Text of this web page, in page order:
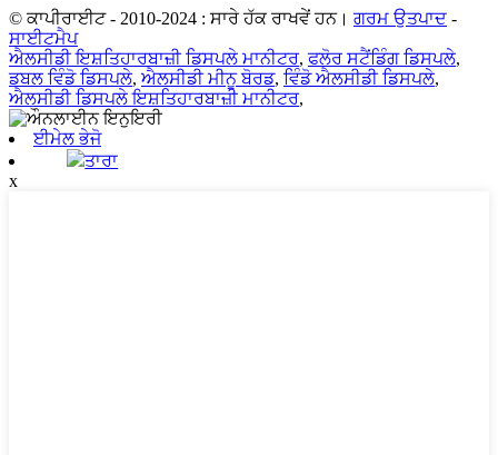
© ਕਾਪੀਰਾਈਟ - 2010-2024 : ਸਾਰੇ ਹੱਕ ਰਾਖਵੇਂ ਹਨ। ਗਰਮ ਉਤਪਾਦ -
ਸਾਈਟਮੈਪ
ਐਲਸੀਡੀ ਇਸ਼ਤਿਹਾਰਬਾਜ਼ੀ ਡਿਸਪਲੇ ਮਾਨੀਟਰ,ਫਲੋਰ ਸਟੈਂਡਿੰਗ ਡਿਸਪਲੇ,
ਡਬਲ ਵਿੰਡੋ ਡਿਸਪਲੇ, ਐਲਸੀਡੀ ਮੀਨੂ ਬੋਰਡ, ਵਿੰਡੋ ਐਲਸੀਡੀ ਡਿਸਪਲੇ,
ਐਲਸੀਡੀ ਡਿਸਪਲੇ ਇਸ਼ਤਿਹਾਰਬਾਜ਼ੀ ਮਾਨੀਟਰ,
ਈਮੇਲ ਭੇਜੋ
ਤਾਰਾ
x